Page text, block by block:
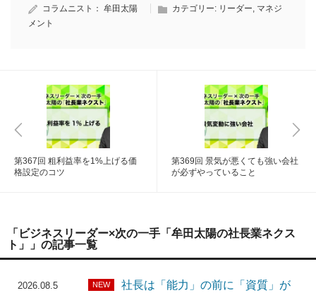
コラムニスト： 牟田太陽 カテゴリー: リーダー, マネジ
メント
第367回 粗利益率を1%上げる価
格設定のコツ
第369回 景気が悪くても強い会社
が必ずやっていること
「ビジネスリーダー×次の一手「牟田太陽の社長業ネクス
ト」」の記事一覧
2026.08.5 NEW
社長は「能力」の前に「資質」が